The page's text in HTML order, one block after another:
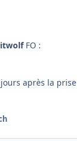
FO :
après la